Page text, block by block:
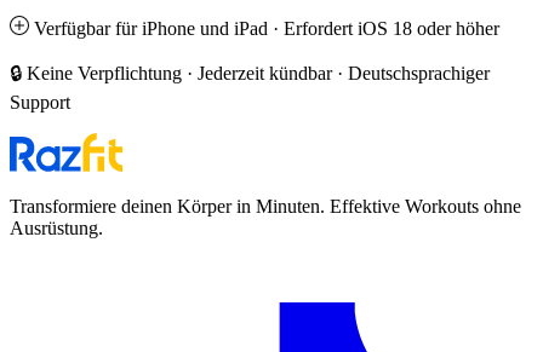
Verfügbar für iPhone und iPad · Erfordert iOS 18 oder höher
🔒 Keine Verpflichtung · Jederzeit kündbar · Deutschsprachiger
Support
Transformiere deinen Körper in Minuten. Effektive Workouts ohne
Ausrüstung.